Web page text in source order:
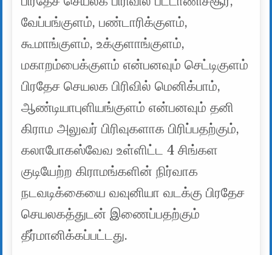
வேப்பங்குளம், பண்டாரிக்குளம்,
கூமாங்குளம், உக்குளாங்குளம்,
மகாறம்பைக்குளம் என்பனவும் செட்டிகுளம்
பிரதேச செயலக பிரிவில் மெனிக்பாம்,
ஆண்டியாபுளியங்குளம் என்பனவும் தனி
கிராம அலுவர் பிரிவுகளாக பிரிப்பதற்கும்,
கலாபோகஸ்வேவ உள்ளிட்ட 4 சிங்கள
குடியேற்ற கிராமங்களின் நிர்வாக
நடவடிக்கையை வவுனியா வடக்கு பிரதேச
செயலகத்துடன் இணைப்பதற்கும்
தீர்மானிக்கப்பட்டது.